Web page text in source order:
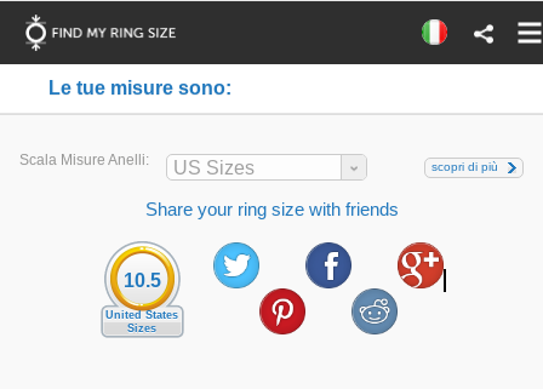
Le tue misure sono:
Scala Misure Anelli: US Sizes scopri di più
Share your ring size with friends
10.5
United States
Sizes